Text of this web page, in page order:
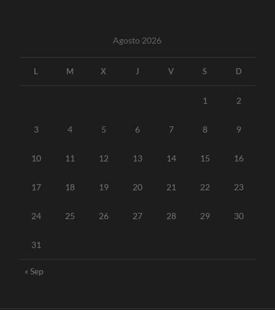
Agosto 2026
L M X J V S D
1 2
3 4 5 6 7 8 9
10 11 12 13 14 15 16
17 18 19 20 21 22 23
24 25 26 27 28 29 30
31
« Sep